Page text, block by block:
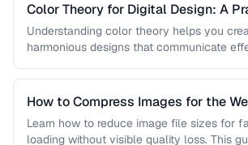
Color Theory for Digital Design: A
Understanding color theory helps you
harmonious designs that communicate
How to Compress Images for the
Learn how to reduce image file sizes for
loading without visible quality loss. This